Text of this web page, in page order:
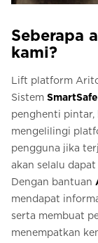
Seberapa
kami?
Lift platform
Sistem
penghenti pintar,
mengelilingi
pengguna jika
akan selalu
Dengan bantuan
mendapat
serta membuat
menempatkan